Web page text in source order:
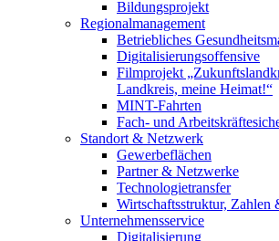
Bildungsprojekt
Regionalmanagement
Betriebliches
Digitalisierungsoffensive
Filmprojekt
Landkreis, meine Heimat!“
MINT-Fahrten
Fach- und
Standort & Netzwerk
Gewerbeflächen
Partner & Netzwerke
Technologietransfer
Wirtschaftsstruktur, Zahlen
Unternehmensservice
Digitalisierung